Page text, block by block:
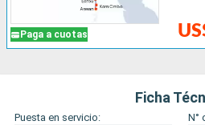
Paga a cuotas
Ficha
Puesta en servicio:
N°